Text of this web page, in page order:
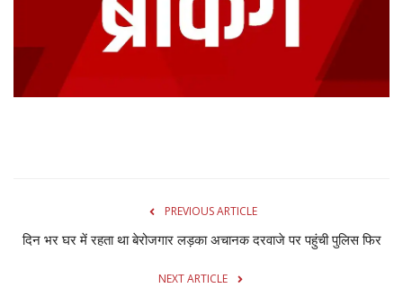
क्रिकेट
अजब गज़ब
PREVIOUS ARTICLE
दिन भर घर में रहता था बेरोजगार लड़का अचानक दरवाजे पर पहुंची पुलिस फिर
NEXT ARTICLE